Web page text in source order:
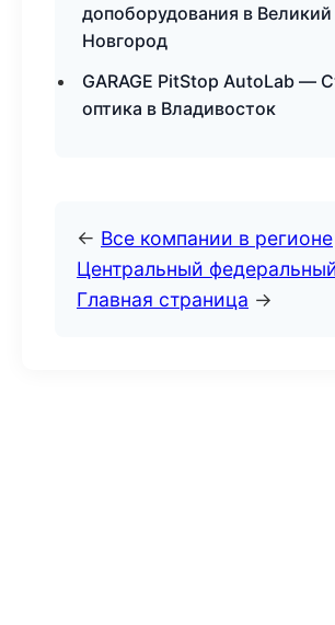
допоборудования в Великий
Новгород
GARAGE PitStop AutoLab —
оптика в Владивосток
← Все компании в регионе
Центральный
Главная страница →